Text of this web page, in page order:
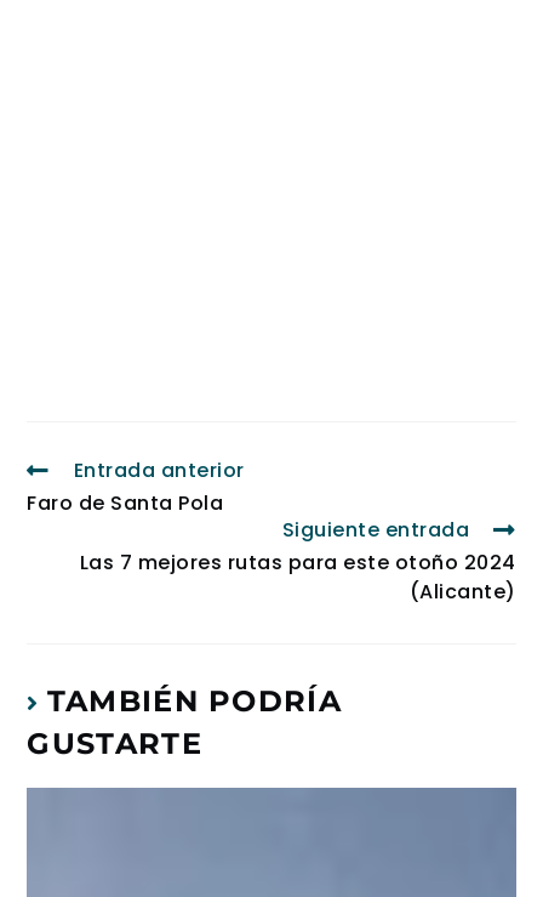
Entrada anterior
Faro de Santa Pola
Siguiente entrada
Las 7 mejores rutas para este otoño 2024
(Alicante)
TAMBIÉN PODRÍA
GUSTARTE